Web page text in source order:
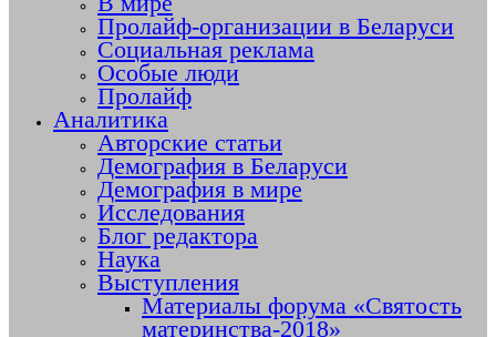
Пролайф-организации в Беларуси
Социальная реклама
Особые люди
Пролайф
Аналитика
Авторские статьи
Демография в Беларуси
Демография в мире
Исследования
Блог редактора
Наука
Выступления
Материалы форума «Святость
материнства-2018»